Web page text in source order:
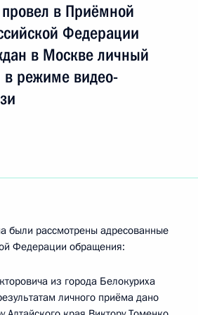
в Приёмной
Федерации
в Москве личный
режиме видео-
были рассмотрены адресованные
Федерации обращения:
из города Белокуриха
личного приёма дано